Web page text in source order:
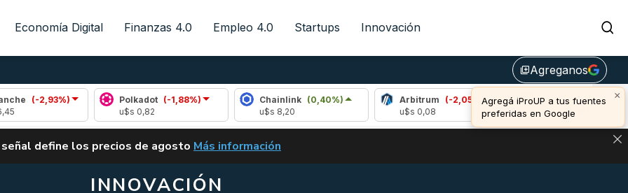
Economía Digital Finanzas 4.0 Empleo 4.0 Startups Innovación
library_addAgreganos
×
Agregá iProUP a tus fuentes
preferidas en Google
Polkadot
(-1,88%)
Chainlink
(0,40%)
Arbitrum (-2,05%)
Bitcoin (-0,41%)
u$s 64.319,00
ALERTA
define los precios de agosto VUELVE EL CARRY TRADE DE BITCOIN Y ESTA SEÑAL DEFINE LOS PRECIOS DE
Más información
INNOVACIÓN